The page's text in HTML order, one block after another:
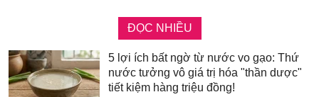
ĐỌC NHIỀU
5 lợi ích bất ngờ từ nước vo gạo: Thứ
nước tưởng vô giá trị hóa "thần dược"
tiết kiệm hàng triệu đồng!